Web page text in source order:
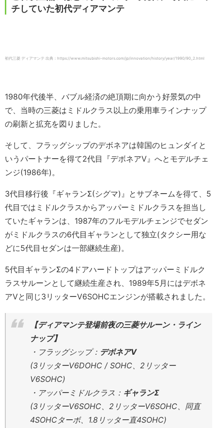
チしていた初代ディアマンテ
初代三菱 ディアマンテ 出典：https://www.mitsubishi-motors.com/jp/innovation/history/year/1990/90_2.html
1980年代後半、バブル経済の絶頂期に向かう好景気の中
で、当時の三菱はミドルクラス以上の乗用車ラインナップ
の刷新と拡充を図りました。
そして、フラッグシップのデボネアは韓国のヒュンダイと
いうパートナーを得て2代目『デボネアV』へとモデルチェ
ンジ(1986年)。
3代目移行後『ギャランΣ(シグマ)』とサブネームを得て、5
代目ではミドルクラスからアッパーミドルクラスを担当し
ていたギャランは、1987年のフルモデルチェンジでセダン
がミドルクラスの6代目ギャランとして独立(タクシー用な
どに5代目セダンは一部継続生産)。
5代目ギャランΣの4ドアハードトップはアッパーミドルク
ラスサルーンとして継続生産され、1989年5月にはデボネ
アVと同じ3リッターV6SOHCエンジンが搭載されました。
【ディアマンテ登場前夜の三菱サルーン・ライン
ナップ】
・フラッグシップ： デボネアV
(3リッターV6DOHC / SOHC、2リッター
V6SOHC)
・アッパーミドルクラス： ギャランΣ
(3リッターV6SOHC、2リッターV6SOHC、同直
4SOHCターボ、1.8リッター直4SOHC)